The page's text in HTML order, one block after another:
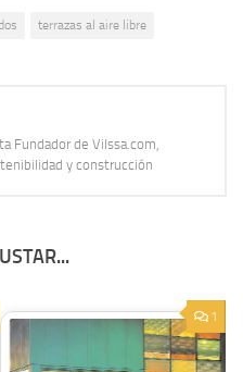
terrazas al aire libre
Fundador de Vilssa.com,
y construcción
1